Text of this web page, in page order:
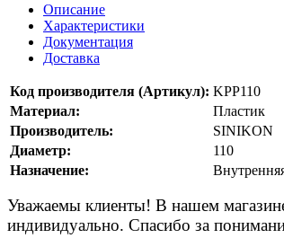
Описание
Характеристики
Документация
Доставка
Код производителя (Артикул): KPP110
Материал:
Пластик
Производитель:
SINIKON
Диаметр:
110
Назначение:
Уважаемы клиенты! В нашем
индивидуально. Спасибо за